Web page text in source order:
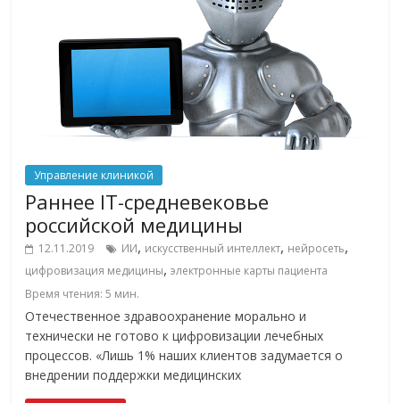
Управление клиникой
Раннее IT-средневековье
российской медицины
12.11.2019 ИИ, искусственный интеллект, нейросеть,
цифровизация медицины,электронные карты пациента
Время чтения:5 мин.
Отечественное здравоохранение морально и
технически не готово к цифровизации лечебных
процессов. «Лишь 1% наших клиентов задумается о
внедрении поддержки медицинских